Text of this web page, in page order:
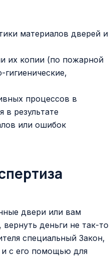
материалов дверей и
их копии (по пожарной
гигиенические,
процессов в
результате
или ошибок
двери или вам
деньги не так-то
специальный Закон,
с его помощью для